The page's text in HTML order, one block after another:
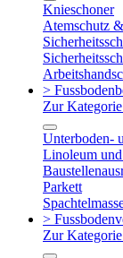
Knieschoner
Atemschutz
>
Zur
Unterboden-
Linoleum
Parkett
>
Zur